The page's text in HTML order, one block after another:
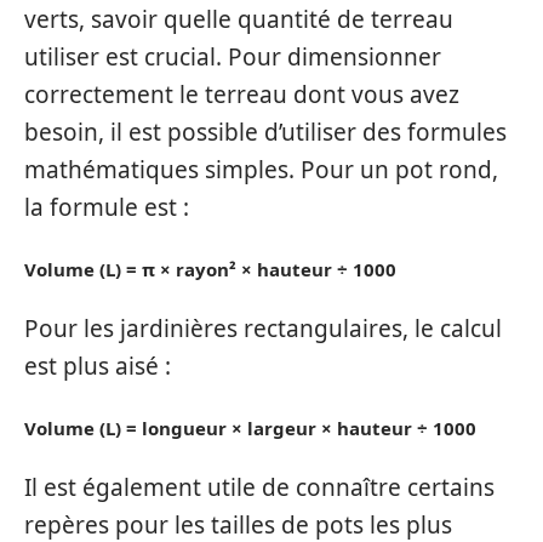
verts, savoir quelle quantité de terreau
utiliser est crucial. Pour dimensionner
correctement le terreau dont vous avez
besoin, il est possible d’utiliser des formules
mathématiques simples. Pour un pot rond,
la formule est :
Volume (L) = π × rayon² × hauteur ÷ 1000
Pour les jardinières rectangulaires, le calcul
est plus aisé :
Volume (L) = longueur × largeur × hauteur ÷ 1000
Il est également utile de connaître certains
repères pour les tailles de pots les plus